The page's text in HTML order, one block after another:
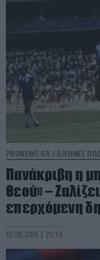
PRONEWS.GR / ΔΙΕΘΝΕΣ
Πανάκριβη η
θεού» –
επερχόμενη
07.08.2026 | 21:19